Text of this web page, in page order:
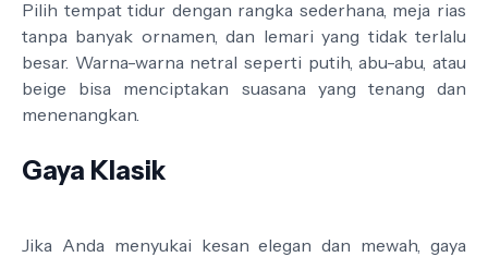
Pilih tempat tidur dengan rangka sederhana, meja rias
tanpa banyak ornamen, dan lemari yang tidak terlalu
besar. Warna-warna netral seperti putih, abu-abu, atau
beige bisa menciptakan suasana yang tenang dan
menenangkan.
Gaya Klasik
Jika Anda menyukai kesan elegan dan mewah, gaya